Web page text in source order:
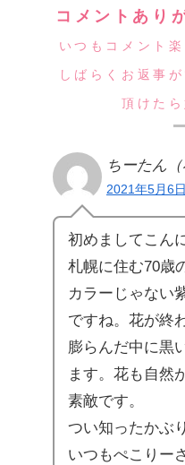
コメントあり
いつもコメント
しばらくお返事
頂けた
ちーたん（
2021年5月6
初めましてこん
札幌に住む70歳
カラーじゃない
ですね。花が終
膨らんだ中に黒
ます。花も自然
素敵です。
つい知ったかぶ
いつもぺこりー